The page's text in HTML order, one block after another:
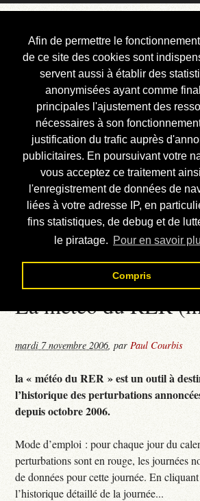
Afin de permettre le
de ce site des cookies sont
servent aussi à établir des
anonymisées ayant comme
principales l'ajustement des
nécessaires à son
justification du trafic auprès
publicitaires. En poursuivant votre
vous acceptez ce traitement
l'enregistrement de données de
liées à votre adresse IP, en
fins statistiques, de debug et de
le piratage. Pour en savoir
Compris
Courbis, « LE »
Blog Officiel
Bienvenue
Réalisations
Divers (et d’été)
Annonces
Liens externes
Téléchargement
Contact
La météo du RER
mardi 7 novembre 2006,parPaul Courbis
la « météo du RER » est un outil à
l’historique des perturbations
depuis octobre 2006.
Mode d’emploi : pour chaque jour du
perturbations sont en rouge, les journées
de données pour cette journée. En
l’historique détaillé de la journée...